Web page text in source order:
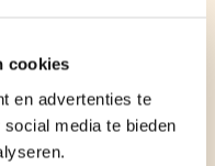
cookies
en advertenties te
media te bieden
zowel voor
anderen. Onze
fruit, levendige